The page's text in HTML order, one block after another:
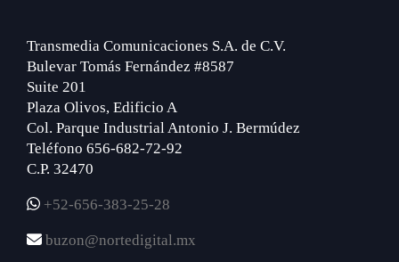
Transmedia Comunicaciones S.A. de C.V.
Bulevar Tomás Fernández #8587
Suite 201
Plaza Olivos, Edificio A
Col. Parque Industrial Antonio J. Bermúdez
Teléfono 656-682-72-92
C.P. 32470
+52-656-383-25-28
buzon@nortedigital.mx